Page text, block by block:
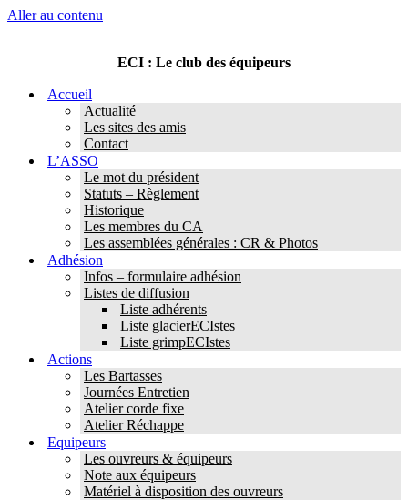
Aller au contenu
ECI : Le club des équipeurs
Accueil
Actualité
Les sites des amis
Contact
L’ASSO
Le mot du président
Statuts – Règlement
Historique
Les membres du CA
Les assemblées générales : CR & Photos
Adhésion
Infos – formulaire adhésion
Listes de diffusion
Liste adhérents
Liste glacierECIstes
Liste grimpECIstes
Actions
Les Bartasses
Journées Entretien
Atelier corde fixe
Atelier Réchappe
Equipeurs
Les ouvreurs & équipeurs
Note aux équipeurs
Matériel à disposition des ouvreurs